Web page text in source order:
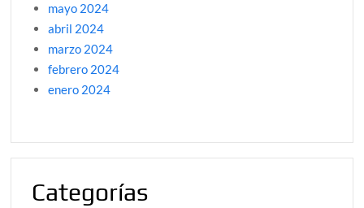
mayo 2024
abril 2024
marzo 2024
febrero 2024
enero 2024
Categorías